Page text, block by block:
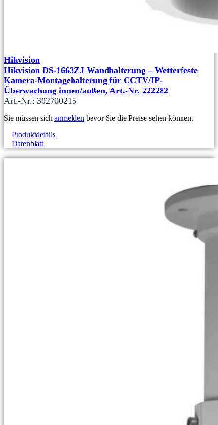
Hikvision
Hikvision DS-1663ZJ Wandhalterung – Wetterfeste
Kamera-Montagehalterung für CCTV/IP-
Überwachung innen/außen, Art.-Nr. 222282
Art.-Nr.: 302700215
Sie müssen sich anmelden bevor Sie die Preise sehen können.
Produktdetails
Datenblatt